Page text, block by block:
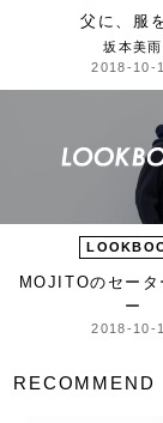
父に、服
坂本美雨
2018-10-
MOJITOのセータ
ー
2018-10-
RECOMMEND